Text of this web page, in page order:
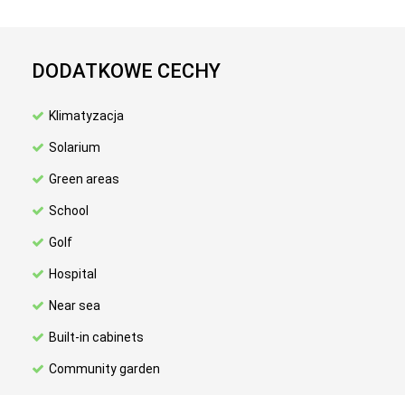
DODATKOWE CECHY
Klimatyzacja
Solarium
Green areas
School
Golf
Hospital
Near sea
Built-in cabinets
Community garden